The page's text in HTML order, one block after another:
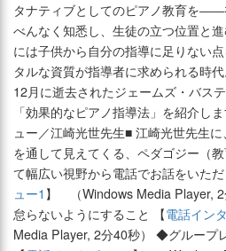
タナティブとしてのピアノ教育を
べんなく知悉し、生徒の立つ位置と
には子供から自分の指導に足りない
タルな資質が指導者に求められる時
12月に逝去されたジェームズ・バス
「効果的なピアノ指導法」を紹介
ュー／江崎光世先生■ 江崎光世先生に
を通して見えてくる、ペダゴジー（
て幅広い視野から電話でお話をいた
ュー1 】 （Windows Media Player,
怠らないようにすること 【電話イン
Media Player, 2分40秒） ◆グループ